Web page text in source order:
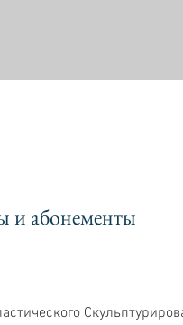
и абонементы